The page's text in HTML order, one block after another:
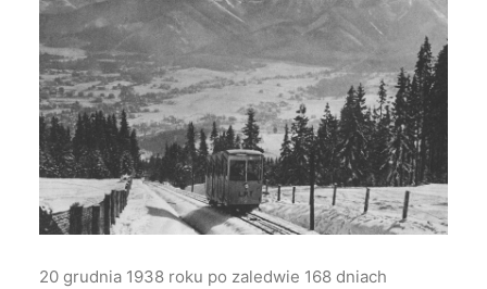
Rok Kobiet
Wasze Podróże
Wyszukiwanie
20 grudnia 1938 roku po zaledwie 168 dniach